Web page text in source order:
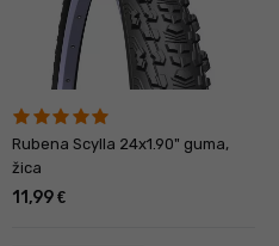
Rubena Scylla 24x1.90" guma,
žica
11,99 €